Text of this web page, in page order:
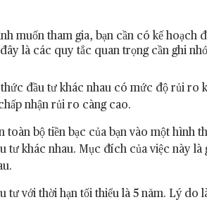
muốn tham gia, bạn cần có kế hoạch
là các quy tắc quan trọng cần ghi
đầu tư khác nhau có mức độ rủi ro
nhận rủi ro càng cao.
toàn bộ tiền bạc của bạn vào một hình
tư khác nhau. Mục đích của việc này là
tư với thời hạn tối thiểu là 5 năm. Lý do